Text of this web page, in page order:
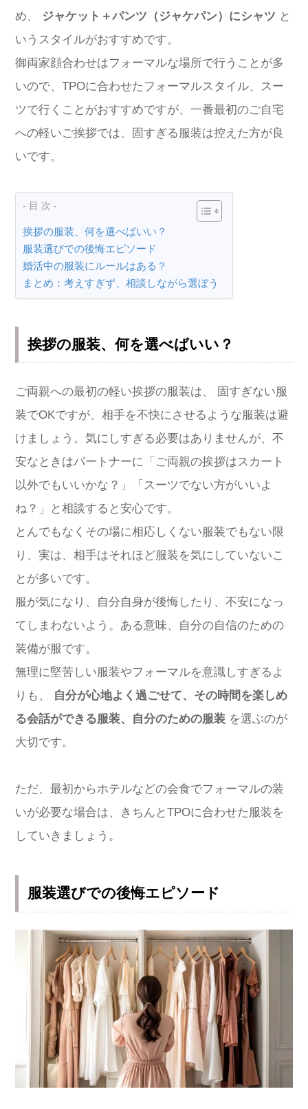
め、
ジャケット＋パンツ（ジャケパン）にシャツ と
いうスタイルがおすすめです。
御両家顔合わせはフォーマルな場所で行うことが多
いので、TPOに合わせたフォーマルスタイル、スー
ツで行くことがおすすめですが、一番最初のご自宅
への軽いご挨拶では、固すぎる服装は控えた方が良
いです。
- 目 次 -
挨拶の服装、何を選べばいい？
服装選びでの後悔エピソード
婚活中の服装にルールはある？
まとめ：考えすぎず、相談しながら選ぼう
挨拶の服装、何を選べばいい？
ご両親への最初の軽い挨拶の服装は、 固すぎない服
装でOKですが、相手を不快にさせるような服装は避
けましょう。気にしすぎる必要はありませんが、不
安なときはパートナーに「ご両親の挨拶はスカート
以外でもいいかな？」「スーツでない方がいいよ
ね？」と相談すると安心です。
とんでもなくその場に相応しくない服装でもない限
り、実は、相手はそれほど服装を気にしていないこ
とが多いです。
服が気になり、自分自身が後悔したり、不安になっ
てしまわないよう。ある意味、自分の自信のための
装備が服です。
無理に堅苦しい服装やフォーマルを意識しすぎるよ
りも、
自分が心地よく過ごせて、その時間を楽しめ
る会話ができる服装、自分のための服装 を選ぶのが
大切です。
ただ、最初からホテルなどの会食でフォーマルの装
いが必要な場合は、きちんとTPOに合わせた服装を
していきましょう。
服装選びでの後悔エピソード